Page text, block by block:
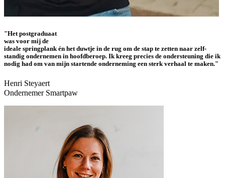
"Het post­graduaat
was voor mij de
ideale spring­plank én het duwtje in de rug om de stap te zetten naar zelf­
standig onder­nemen in hoofd­beroep. Ik kreeg precies de onder­steuning die ik
nodig had om van mijn startende onder­neming een sterk verhaal te maken."
Henri Steyaert
Ondernemer Smartpaw